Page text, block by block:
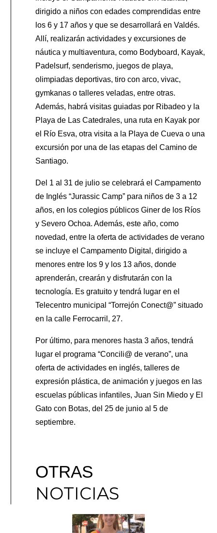
dirigido a niños con edades comprendidas entre
los 6 y 17 años y que se desarrollará en Valdés.
Allí, realizarán actividades y excursiones de
náutica y multiaventura, como Bodyboard, Kayak,
Padelsurf, senderismo, juegos de playa,
olimpiadas deportivas, tiro con arco, vivac,
gymkanas o talleres veladas, entre otras.
Además, habrá visitas guiadas por Ribadeo y la
Playa de Las Catedrales, una ruta en Kayak por
el Río Esva, otra visita a la Playa de Cueva o una
excursión por una de las etapas del Camino de
Santiago.
Del 1 al 31 de julio se celebrará el Campamento
de Inglés “Jurassic Camp” para niños de 3 a 12
años, en los colegios públicos Giner de los Ríos
y Severo Ochoa. Además, este año, como
novedad, entre la oferta de actividades de verano
se incluye el Campamento Digital, dirigido a
menores entre los 9 y los 13 años, donde
aprenderán, crearán y disfrutarán con la
tecnología. Es gratuito y tendrá lugar en el
Telecentro municipal “Torrejón Conect@” situado
en la calle Ferrocarril, 27.
Por último, para menores hasta 3 años, tendrá
lugar el programa “Concili@ de verano”, una
oferta de actividades en inglés, talleres de
expresión plástica, de animación y juegos en las
escuelas públicas infantiles, Juan Sin Miedo y El
Gato con Botas, del 25 de junio al 5 de
septiembre.
OTRAS
NOTICIAS